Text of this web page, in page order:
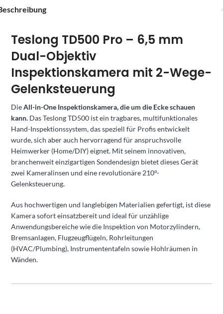
Teslong TD500 Pro – 6,5 mm
Dual-Objektiv
Inspektionskamera mit 2-Wege-
Gelenksteuerung
DieAll-in-One Inspektionskamera, die um die Ecke schauen
kann. Das Teslong TD500 ist ein tragbares, multifunktionales
Hand-Inspektionssystem, das speziell für Profis entwickelt
wurde, sich aber auch hervorragend für anspruchsvolle
Heimwerker (Home/DIY) eignet. Mit seinem innovativen,
branchenweit einzigartigen Sondendesign bietet dieses Gerät
zwei Kameralinsen und eine revolutionäre 210°-
Gelenksteuerung.
Aus hochwertigen und langlebigen Materialien gefertigt, ist diese
Kamera sofort einsatzbereit und ideal für unzählige
Anwendungsbereiche wie die Inspektion von Motorzylindern,
Bremsanlagen, Flugzeugflügeln, Rohrleitungen
(HVAC/Plumbing), Instrumententafeln sowie Hohlräumen in
Wänden.